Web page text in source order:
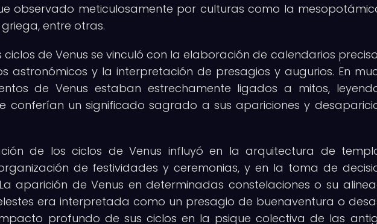
observado meticulosamente por culturas como la
entre otras.
de Venus se vinculó con la elaboración de calendarios
astronómicos y la interpretación de presagios y augurios. En
de Venus estaban estrechamente ligados a mitos,
conferían un significado sagrado a sus apariciones y
de los ciclos de Venus influyó en la arquitectura de
de festividades y ceremonias, y en la toma de
aparición de Venus en determinadas constelaciones o su
era interpretada como un presagio de buenaventura o
profundo de sus ciclos en la psique colectiva de las